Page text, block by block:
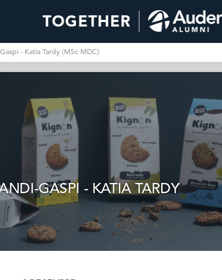
- Katia Tardy (MSc MDC)
GASPI - KATIA TARDY